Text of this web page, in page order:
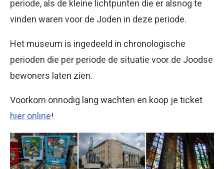
periode, als de kleine lichtpunten die er alsnog te
vinden waren voor de Joden in deze periode.
Het museum is ingedeeld in chronologische
perioden die per periode de situatie voor de Joodse
bewoners laten zien.
Voorkom onnodig lang wachten en koop je ticket
hier online!